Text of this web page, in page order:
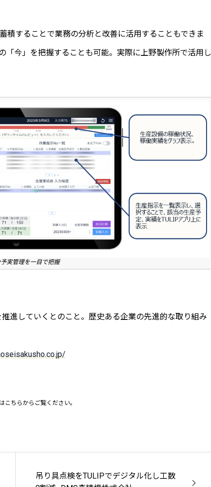
積することで業務の分析と改善に活用することもできま
「今」を把握することも可能。実際に上野製作所で活用し
実管理を一目で把握
進していくとのこと。歴史ある企業の先進的な取り組み
こちらからご覧ください。
吊り具点検をTULIPでデジタル化し工数